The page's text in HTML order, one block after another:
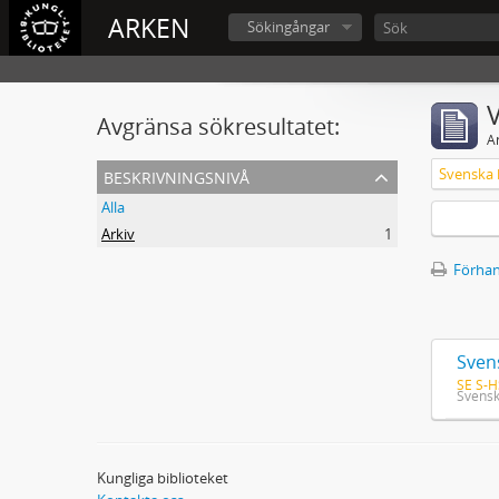
ARKEN Sökingångar
Avgränsa sökresultatet:
beskrivningsnivå
Alla
Arkiv
1
SE S-
Kungliga biblioteket